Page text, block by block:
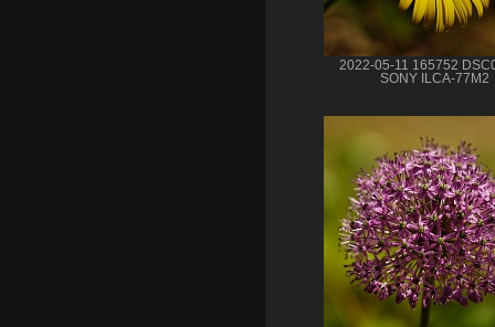
2022-05-11 165752
SONY ILCA-77M2